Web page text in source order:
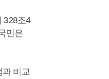
328조4
민은
과 비교